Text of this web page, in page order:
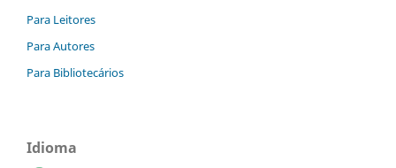
Para Leitores
Para Autores
Para Bibliotecários
Idioma